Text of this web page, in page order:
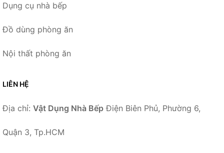
Dụng cụ nhà bếp
Đồ dùng phòng ăn
Nội thất phòng ăn
LIÊN HỆ
Địa chỉ: Vật Dụng Nhà Bếp Điện Biên Phủ, Phường 6,
Quận 3, Tp.HCM